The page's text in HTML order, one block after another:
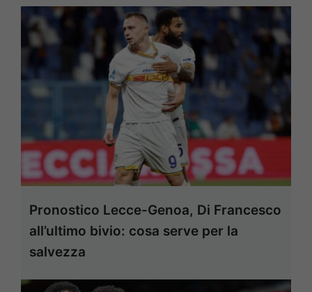
Pronostico Lecce-Genoa, Di Francesco
all’ultimo bivio: cosa serve per la
salvezza